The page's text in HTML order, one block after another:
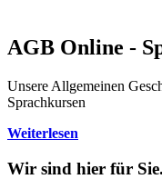
AGB Online -
Unsere Allgemeinen
Sprachkursen
Weiterlesen
Wir sind hier für